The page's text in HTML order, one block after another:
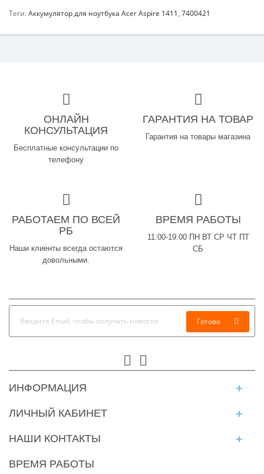
Теги:Аккумулятор для ноутбука Acer Aspire 1411, 7400421
ОНЛАЙН
КОНСУЛЬТАЦИЯ
Бесплатные консультации по
телефону
ГАРАНТИЯ НА ТОВАР
Гарантия на товары магазина
РАБОТАЕМ ПО ВСЕЙ
РБ
Наши клиенты всегда остаются
довольными.
ВРЕМЯ РАБОТЫ
11:00-19:00 ПН ВТ СР ЧТ ПТ
СБ
Готово
ИНФОРМАЦИЯ
ЛИЧНЫЙ КАБИНЕТ
НАШИ КОНТАКТЫ
ВРЕМЯ РАБОТЫ